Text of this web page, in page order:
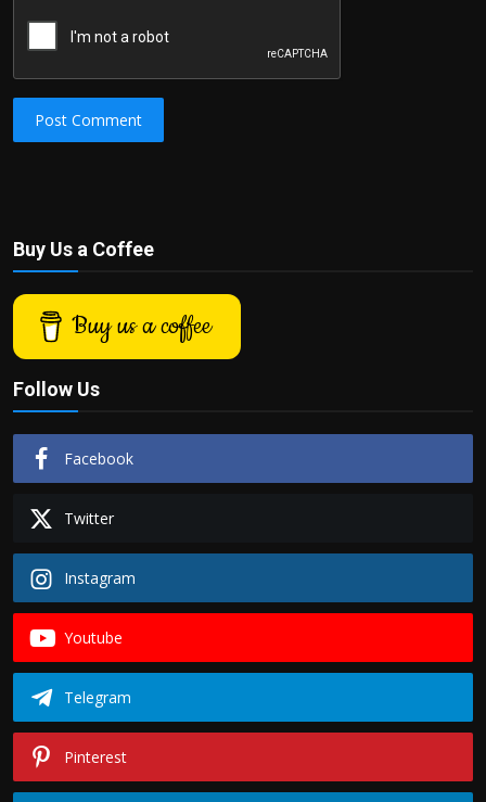
Post Comment
Buy Us a Coffee
Buy us a coffee
Follow Us
Facebook
Twitter
Instagram
Youtube
Telegram
Pinterest